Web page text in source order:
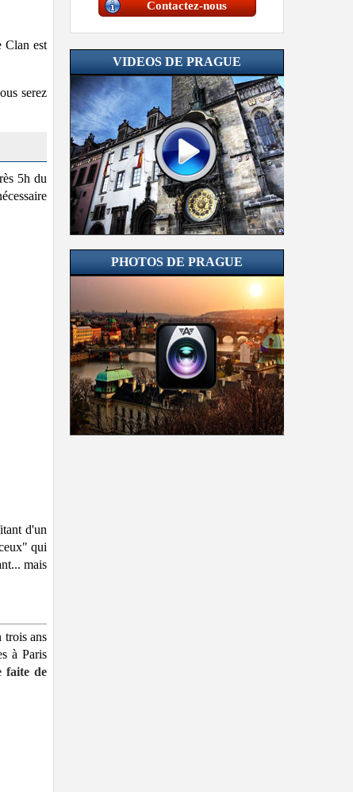
Clan est
serez
5h du
d'un
qui
mais
trois ans
à Paris
faite de
Contactez-nous
VIDEOS DE PRAGUE
PHOTOS DE PRAGUE